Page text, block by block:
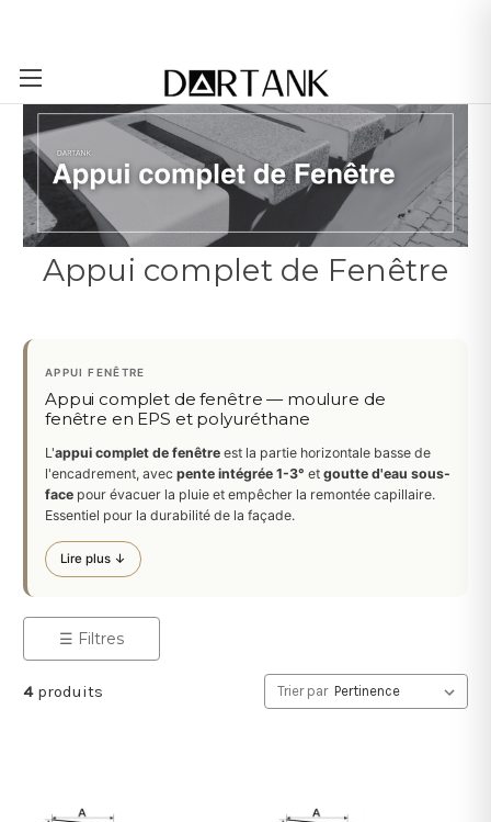
Passer au contenu principal
Appui complet de Fenêtre
APPUI FENÊTRE
Appui complet de fenêtre — moulure de
fenêtre en EPS et polyuréthane
L'appui complet de fenêtre est la partie horizontale basse de
l'encadrement, avec pente intégrée 1-3° et goutte d'eau sous-
face pour évacuer la pluie et empêcher la remontée capillaire.
Essentiel pour la durabilité de la façade.
Lire plus ↓
☰ Filtres
4produits Trier par